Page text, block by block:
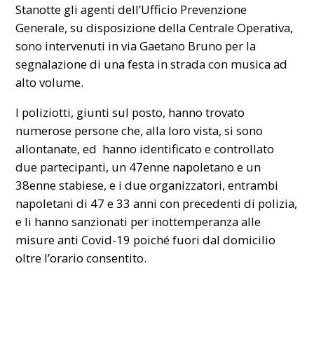
Stanotte gli agenti dell’Ufficio Prevenzione
Generale, su disposizione della Centrale Operativa,
sono intervenuti in via Gaetano Bruno per la
segnalazione di una festa in strada con musica ad
alto volume.
I poliziotti, giunti sul posto, hanno trovato
numerose persone che, alla loro vista, si sono
allontanate, ed hanno identificato e controllato
due partecipanti, un 47enne napoletano e un
38enne stabiese, e i due organizzatori, entrambi
napoletani di 47 e 33 anni con precedenti di polizia,
e li hanno sanzionati per inottemperanza alle
misure anti Covid-19 poiché fuori dal domicilio
oltre l’orario consentito.